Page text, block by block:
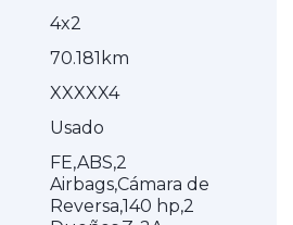
4x2
70.181km
XXXXX4
Usado
FE,ABS,2
Airbags,Cámara de
Reversa,140 hp,2